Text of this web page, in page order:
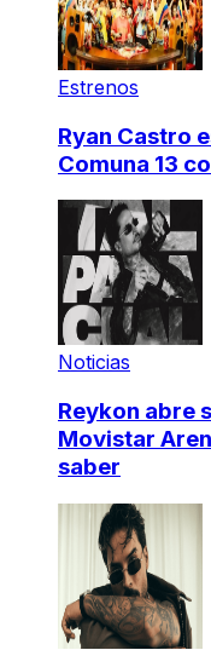
Estrenos
Ryan Castro
Comuna 13
Noticias
Reykon abre
Movistar
saber